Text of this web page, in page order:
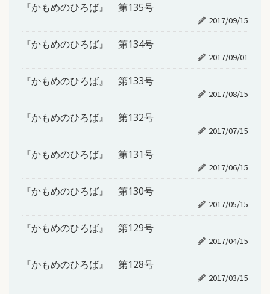
『かもめのひろば』 第135号
2017/09/15
『かもめのひろば』 第134号
2017/09/01
『かもめのひろば』 第133号
2017/08/15
『かもめのひろば』 第132号
2017/07/15
『かもめのひろば』 第131号
2017/06/15
『かもめのひろば』 第130号
2017/05/15
『かもめのひろば』 第129号
2017/04/15
『かもめのひろば』 第128号
2017/03/15